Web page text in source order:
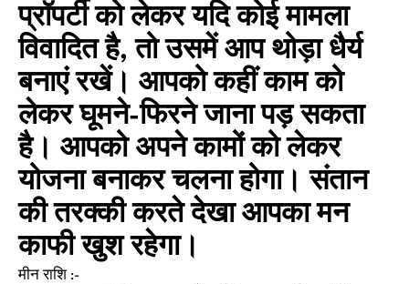
प्रॉपर्टी को लेकर यदि कोई मामला
विवादित है, तो उसमें आप थोड़ा धैर्य
बनाएं रखें। आपको कहीं काम को
लेकर घूमने-फिरने जाना पड़ सकता
है। आपको अपने कामों को लेकर
योजना बनाकर चलना होगा। संतान
की तरक्की करते देखा आपका मन
काफी खुश रहेगा।
मीन राशि :-